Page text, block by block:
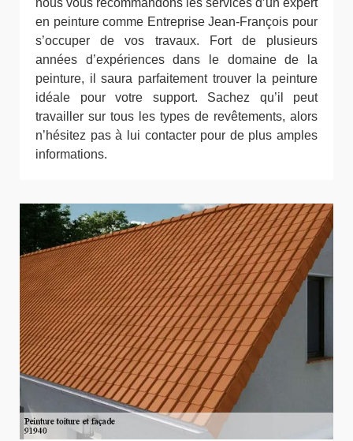
nous vous recommandons les services d’un expert
en peinture comme Entreprise Jean-François pour
s’occuper de vos travaux. Fort de plusieurs
années d’expériences dans le domaine de la
peinture, il saura parfaitement trouver la peinture
idéale pour votre support. Sachez qu’il peut
travailler sur tous les types de revêtements, alors
n’hésitez pas à lui contacter pour de plus amples
informations.